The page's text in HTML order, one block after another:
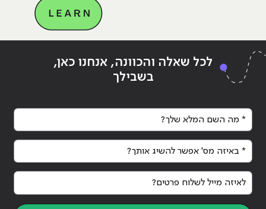
Continue reading
לכל שאלה והכוונה, אנחנו כאן,
בשבילך
* מה השם המלא שלך?
* באיזה מס' אפשר להשיג אותך?
לאיזה מייל לשלוח פרטים?